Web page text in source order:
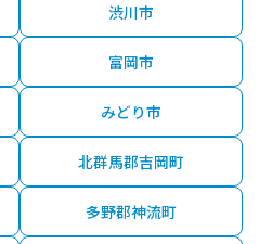
渋川市
富岡市
みどり市
北群馬郡吉岡町
多野郡神流町